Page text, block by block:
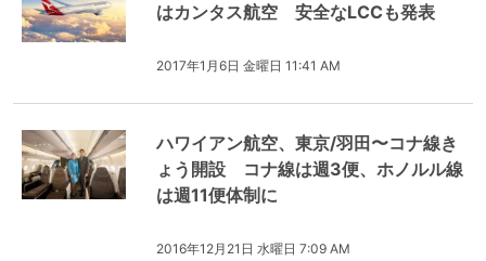
はカンタス航空 安全なLCCも発表
2017年1月6日 金曜日 11:41 AM
ハワイアン航空、東京/羽田〜コナ線き
ょう開設 コナ線は週3便、ホノルル線
は週11便体制に
2016年12月21日 水曜日 7:09 AM